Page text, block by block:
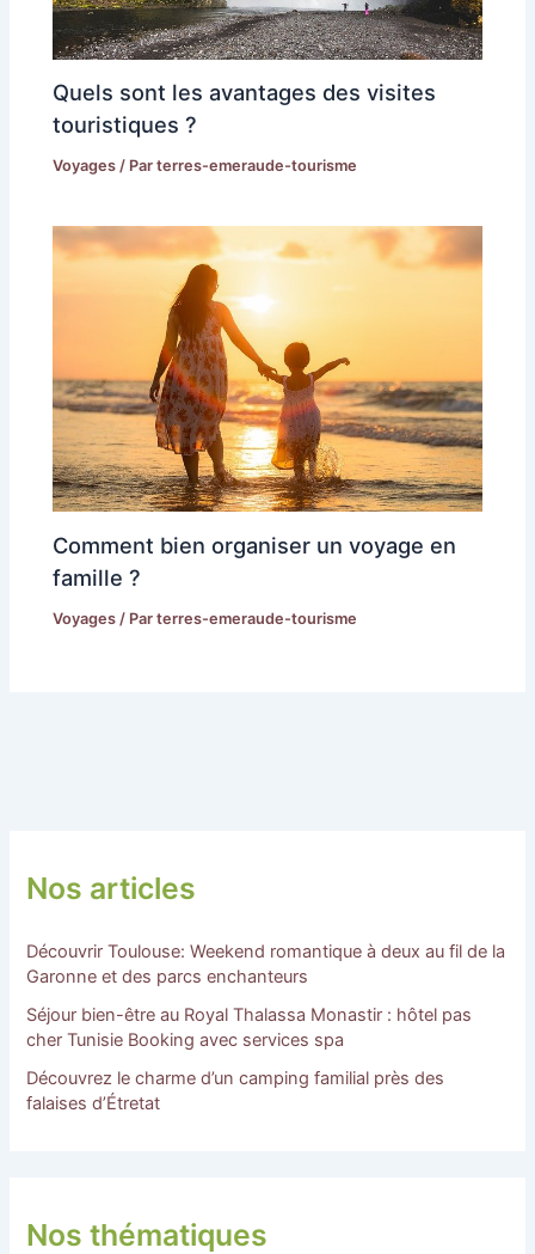
Quels sont les avantages des visites
touristiques ?
Voyages / Parterres-emeraude-tourisme
Comment bien organiser un voyage en
famille ?
Voyages / Parterres-emeraude-tourisme
Nos articles
Découvrir Toulouse: Weekend romantique à deux au fil de la
Garonne et des parcs enchanteurs
Séjour bien-être au Royal Thalassa Monastir : hôtel pas
cher Tunisie Booking avec services spa
Découvrez le charme d’un camping familial près des
falaises d’Étretat
Nos thématiques